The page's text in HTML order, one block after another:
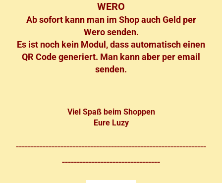
WERO
Ab sofort kann man im Shop auch Geld per
Wero senden.
Es ist noch kein Modul, dass automatisch einen
QR Code generiert. Man kann aber per email
senden.
Viel Spaß beim Shoppen
Eure Luzy
----------------------------------------------------------------
---------------------------------